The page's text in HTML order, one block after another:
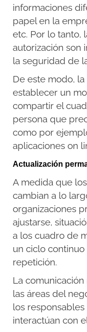
informaciones
papel en la
etc. Por lo tanto,
autorización son
la seguridad de
De este modo,
establecer un
compartir el
persona que
como por
aplicaciones on
Actualización
A medida que
cambian a lo
organizaciones
ajustarse,
a los cuadro de
un ciclo continuo
repetición.
La
las áreas del
los responsables
interactúan con